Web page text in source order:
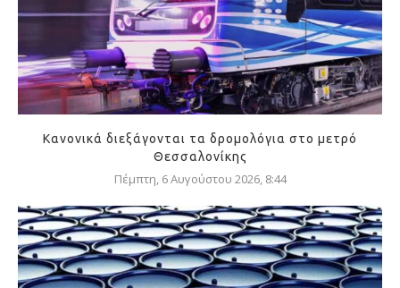
Κανονικά διεξάγονται τα δρομολόγια στο μετρό
Θεσσαλονίκης
Πέμπτη, 6 Αυγούστου 2026, 8:44